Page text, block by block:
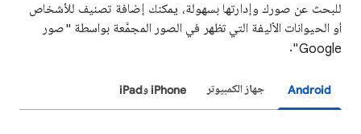
للبحث عن صورك وإدارتها بسهولة، يمكنك إضافة تصنيف للأشخاص
أو الحيوانات الأليفة التي تظهر في الصور المجمَّعة بواسطة "صور
Google".
Android جهاز الكمبيوتر iPhone وiPad